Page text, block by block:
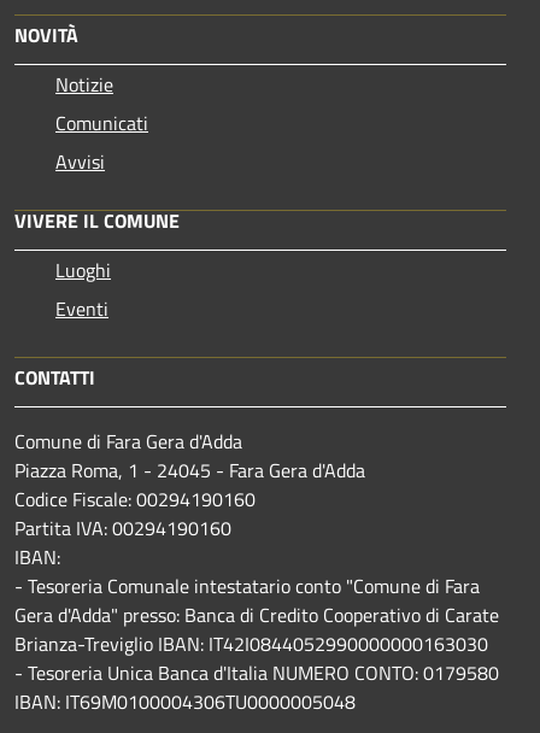
NOVITÀ
Notizie
Comunicati
Avvisi
VIVERE IL COMUNE
Luoghi
Eventi
CONTATTI
Comune di Fara Gera d'Adda
Piazza Roma, 1 - 24045 - Fara Gera d'Adda
Codice Fiscale: 00294190160
Partita IVA: 00294190160
IBAN:
- Tesoreria Comunale intestatario conto "Comune di Fara
Gera d'Adda" presso: Banca di Credito Cooperativo di Carate
Brianza-Treviglio IBAN: IT42I0844052990000000163030
- Tesoreria Unica Banca d'Italia NUMERO CONTO: 0179580
IBAN: IT69M0100004306TU0000005048